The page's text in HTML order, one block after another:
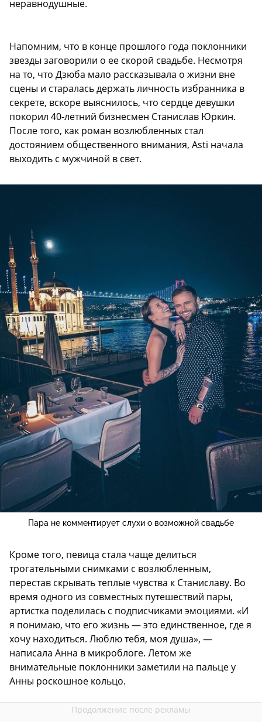
неравнодушные.
Напомним, что в конце прошлого года поклонники
звезды заговорили о ее скорой свадьбе. Несмотря
на то, что Дзюба мало рассказывала о жизни вне
сцены и старалась держать личность избранника в
секрете, вскоре выяснилось, что сердце девушки
покорил 40-летний бизнесмен Станислав Юркин.
После того, как роман возлюбленных стал
достоянием общественного внимания, Asti начала
выходить с мужчиной в свет.
Пара не комментирует слухи о возможной свадьбе
Кроме того, певица стала чаще делиться
трогательными снимками с возлюбленным,
перестав скрывать теплые чувства к Станиславу. Во
время одного из совместных путешествий пары,
артистка поделилась с подписчиками эмоциями. «И
я понимаю, что его жизнь — это единственное, где я
хочу находиться. Люблю тебя, моя душа», —
написала Анна в микроблоге. Летом же
внимательные поклонники заметили на пальце у
Анны роскошное кольцо.